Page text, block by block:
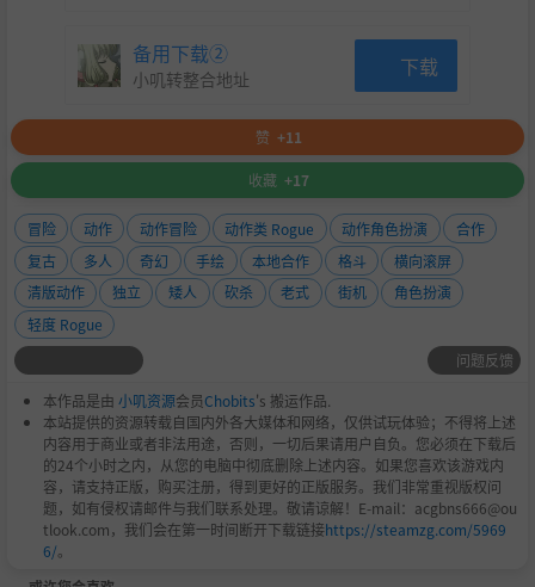
组合运用明快的连锁技和法术，使出原始而足具策略性的招
式，击倒阿兹拉麾下的精锐守卫。利用魔法反击和稀有道具
逆转局势，享受这套既考验技巧又讲究时机的战斗系统，每
一次挑战都促使你制定新的战略，在敌阵中大杀四方。
备用下载②
小叽转整合地址 下载
赞 +11
收藏 +17
冒险 动作 动作冒险 动作类 Rogue 动作角色扮演
合作
复古
多人 奇幻 手绘 本地合作 格斗
横向滚屏
清版动作
独立 矮人 砍杀 老式 街机
角色扮演
轻度 Rogue
问题反馈
本作品是由 小叽资源会员Chobits's 搬运作品.
本站提供的资源转载自国内外各大媒体和网络，仅供试玩体验；不得将上述
内容用于商业或者非法用途，否则，一切后果请用户自负。您必须在下载后
的24个小时之内，从您的电脑中彻底删除上述内容。如果您喜欢该游戏内
容，请支持正版，购买注册，得到更好的正版服务。我们非常重视版权问
题，如有侵权请邮件与我们联系处理。敬请谅解！E-mail：acgbns666@ou
tlook.com，我们会在第一时间断开下载链接https://steamzg.com/5969
6/。